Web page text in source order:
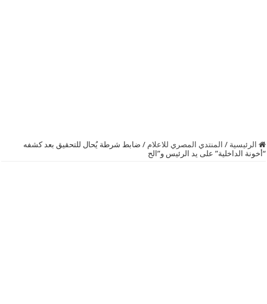
الرئيسية / المنتدي المصري للاعلام / ضابط شرطة يُحال للتحقيق بعد كشفه
“أخونة الداخلية” على يد الرئيس و”الح